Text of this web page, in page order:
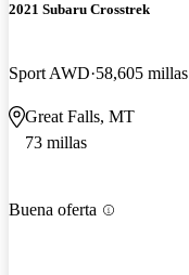
2021 Subaru Crosstrek
Sport AWD 58,605 millas
Great Falls, MT
73 millas
Buena oferta